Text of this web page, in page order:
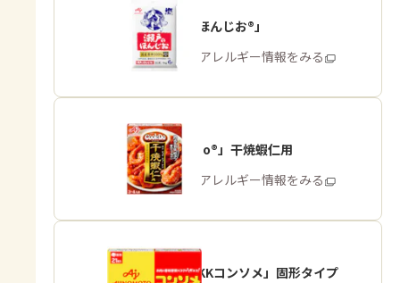
「瀬戸のほんじお®」
商品・アレルギー情報をみる
「Cook Do®」干焼蝦仁用
商品・アレルギー情報をみる
「味の素KKコンソメ」固形タイプ